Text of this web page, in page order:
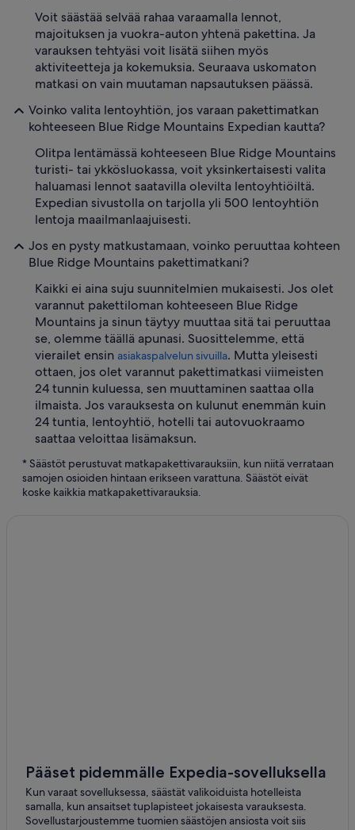
Voit säästää selvää rahaa varaamalla lennot,
majoituksen ja vuokra-auton yhtenä pakettina. Ja
varauksen tehtyäsi voit lisätä siihen myös
aktiviteetteja ja kokemuksia. Seuraava uskomaton
matkasi on vain muutaman napsautuksen päässä.
Voinko valita lentoyhtiön, jos varaan pakettimatkan
kohteeseen Blue Ridge Mountains Expedian kautta?
Olitpa lentämässä kohteeseen Blue Ridge Mountains
turisti- tai ykkösluokassa, voit yksinkertaisesti valita
haluamasi lennot saatavilla olevilta lentoyhtiöiltä.
Expedian sivustolla on tarjolla yli 500 lentoyhtiön
lentoja maailmanlaajuisesti.
Jos en pysty matkustamaan, voinko peruuttaa kohteen
Blue Ridge Mountains pakettimatkani?
Kaikki ei aina suju suunnitelmien mukaisesti. Jos olet
varannut pakettiloman kohteeseen Blue Ridge
Mountains ja sinun täytyy muuttaa sitä tai peruuttaa
se, olemme täällä apunasi. Suosittelemme, että
vierailet ensin asiakaspalvelun sivuilla. Mutta yleisesti
ottaen, jos olet varannut pakettimatkasi viimeisten
24 tunnin kuluessa, sen muuttaminen saattaa olla
ilmaista. Jos varauksesta on kulunut enemmän kuin
24 tuntia, lentoyhtiö, hotelli tai autovuokraamo
saattaa veloittaa lisämaksun.
* Säästöt perustuvat matkapakettivarauksiin, kun niitä verrataan
samojen osioiden hintaan erikseen varattuna. Säästöt eivät
koske kaikkia matkapakettivarauksia.
Pääset pidemmälle Expedia-sovelluksella
Kun varaat sovelluksessa, säästät valikoiduista hotelleista
samalla, kun ansaitset tuplapisteet jokaisesta varauksesta.
Sovellustarjoustemme tuomien säästöjen ansiosta voit siis